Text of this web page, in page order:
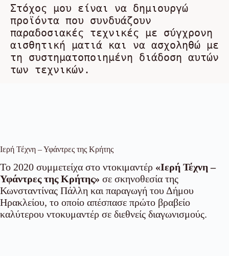
Στόχος μου είναι να δημιουργώ
προϊόντα που συνδυάζουν
παραδοσιακές τεχνικές με σύγχρονη
αισθητική ματιά και να ασχοληθώ με
τη συστηματοποιημένη διάδοση αυτών
των τεχνικών.
Ιερή Τέχνη – Υφάντρες της Κρήτης
Το 2020 συμμετείχα στο ντοκιμαντέρ «Ιερή Τέχνη –
Υφάντρες της Κρήτης» σε σκηνοθεσία της
Κωνσταντίνας Πάλλη και παραγωγή του Δήμου
Ηρακλείου, το οποίο απέσπασε πρώτο βραβείο
καλύτερου ντοκυμαντέρ σε διεθνείς διαγωνισμούς.